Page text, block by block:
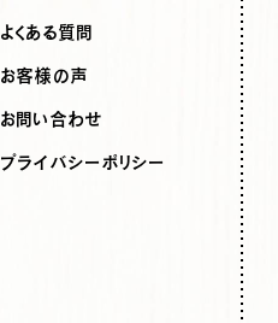
よくある質問
お客様の声
お問い合わせ
プライバシーポリシー